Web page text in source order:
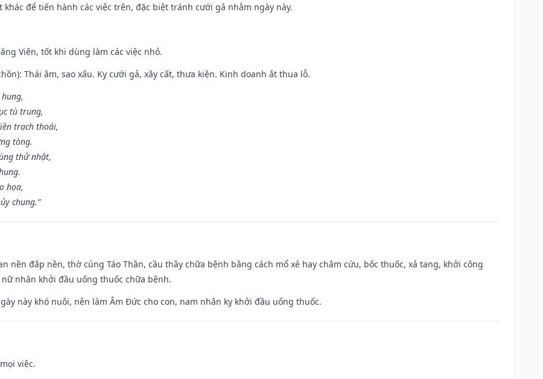
khác để tiến hành các việc trên, đặc biệt tránh cưới gả nhằm ngày này.
Viên, tốt khi dùng làm các việc nhỏ.
Thái âm, sao xấu. Kỵ cưới gả, xây cất, thưa kiện. Kinh doanh ắt thua lỗ.
tù trung,
trạch thoái,
tòng.
thử nhật,
họa,
chung.”
nền đắp nền, thờ cúng Táo Thần, cầu thầy chữa bệnh bằng cách mổ xẻ hay châm cứu, bốc thuốc, xả tang, khởi công
nhân khởi đầu uống thuốc chữa bệnh.
này khó nuôi, nên làm Âm Đức cho con, nam nhân kỵ khởi đầu uống thuốc.
việc.